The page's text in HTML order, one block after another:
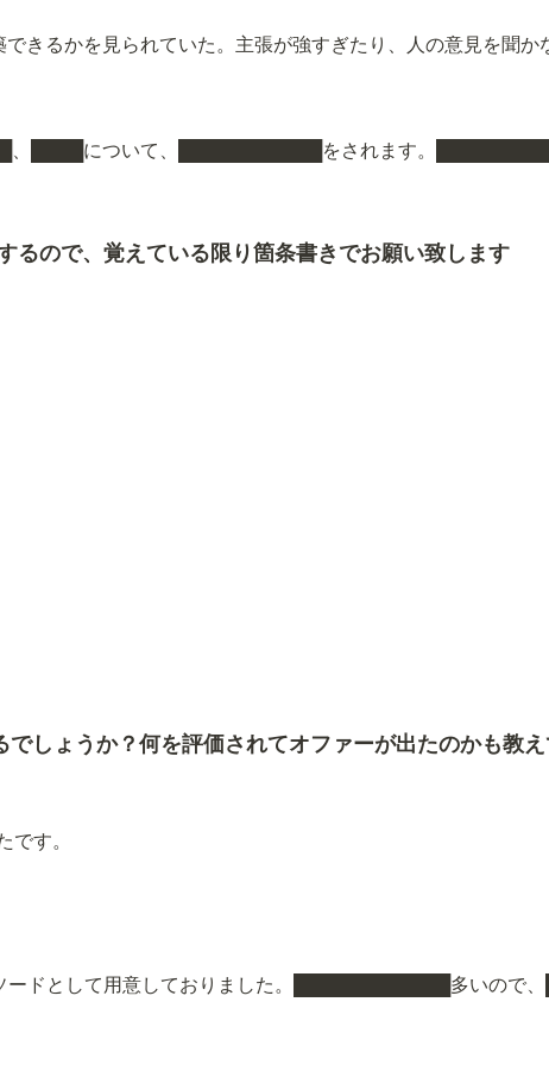
るかを見られていた。主張が強すぎたり、人の意見を聞か
、████について、███████████をされます。
ので、覚えている限り箇条書きでお願い致します
しょうか？何を評価されてオファーが出たのかも教
す。
として用意しておりました。████████████多いの